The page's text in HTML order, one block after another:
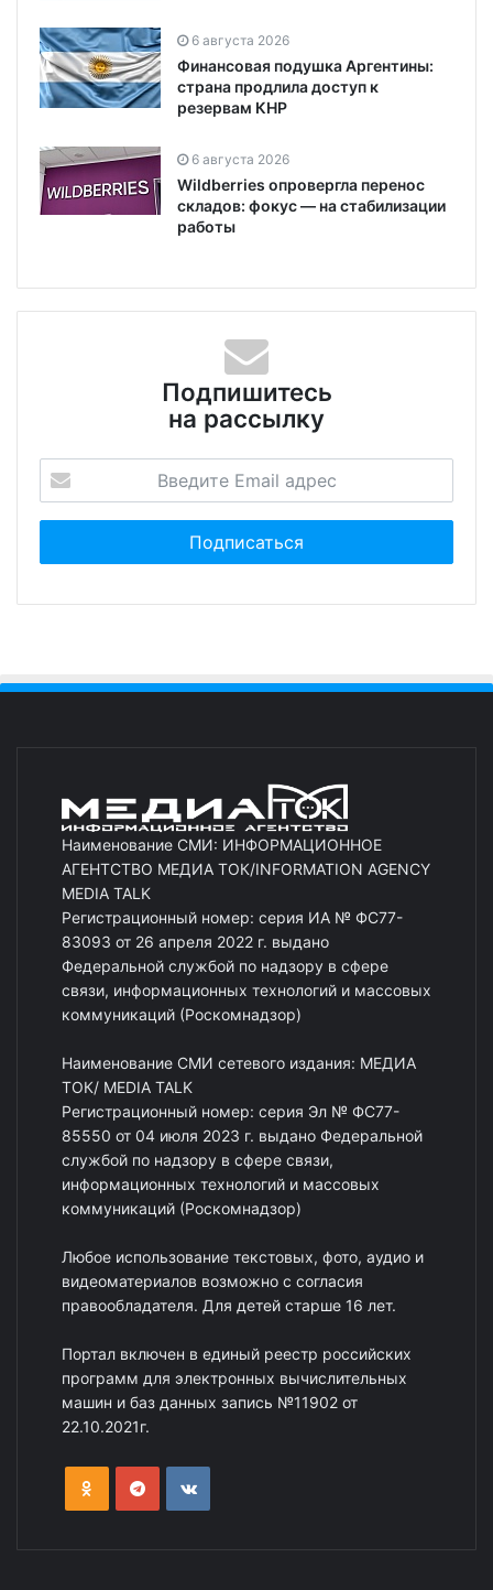
6 августа 2026
Финансовая подушка Аргентины:
страна продлила доступ к
резервам КНР
6 августа 2026
Wildberries опровергла перенос
складов: фокус — на стабилизации
работы
Подпишитесь
на рассылку
Наименование СМИ: ИНФОРМАЦИОННОЕ
АГЕНТСТВО МЕДИА ТОК/INFORMATION AGENCY
MEDIA TALK
Регистрационный номер: серия ИА № ФС77-
83093 от 26 апреля 2022 г. выдано
Федеральной службой по надзору в сфере
связи, информационных технологий и массовых
коммуникаций (Роскомнадзор)
Наименование СМИ сетевого издания: МЕДИА
ТОК/ MEDIA TALK
Регистрационный номер: серия Эл № ФС77-
85550 от 04 июля 2023 г. выдано Федеральной
службой по надзору в сфере связи,
информационных технологий и массовых
коммуникаций (Роскомнадзор)
Любое использование текстовых, фото, аудио и
видеоматериалов возможно с согласия
правообладателя. Для детей старше 16 лет.
Портал включен в единый реестр российских
программ для электронных вычислительных
машин и баз данных запись №11902 от
22.10.2021г.